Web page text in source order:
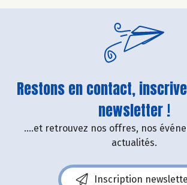
Restons en contact,
newsletter !
....et retrouvez nos offres, nos
actualités.
Inscription